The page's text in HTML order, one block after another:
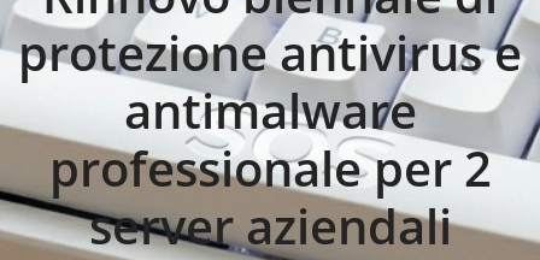
protezione antivirus e
antimalware
professionale per 2
server aziendali